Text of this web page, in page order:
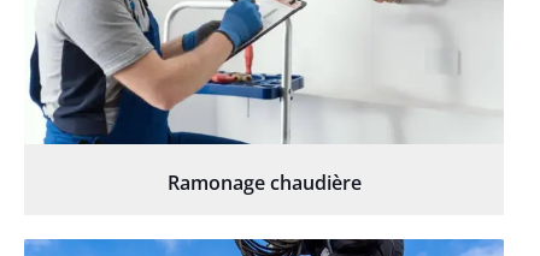
Ramonage chaudière